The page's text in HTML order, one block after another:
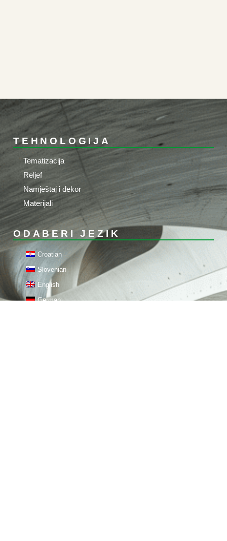
TEHNOLOGIJA
Tematizacija
Reljef
Namještaj i dekor
Materijali
ODABERI JEZIK
Croatian
Slovenian
English
German